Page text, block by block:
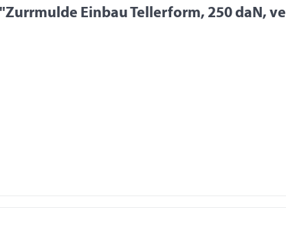
Einbau Tellerform, 250 daN,